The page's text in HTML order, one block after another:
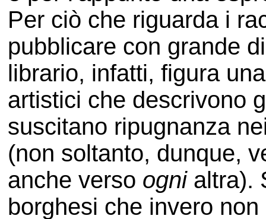
Per ciò che riguarda i
pubblicare con grande
librario, infatti, figura
artistici che descrivono
suscitano ripugnanza
(non soltanto, dunque,
anche verso ognialtra).
borghesi che invero